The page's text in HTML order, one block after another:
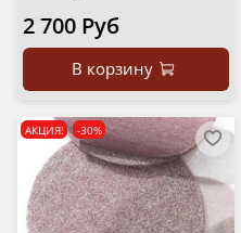
2 700 Руб
В корзину
АКЦИЯ! -30%